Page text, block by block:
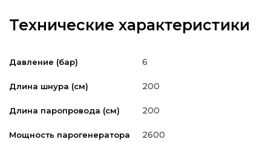
Технические характеристики
Давление (бар) 6
Длина шнура (см) 200
Длина паропровода (см) 200
Мощность парогенератора 2600